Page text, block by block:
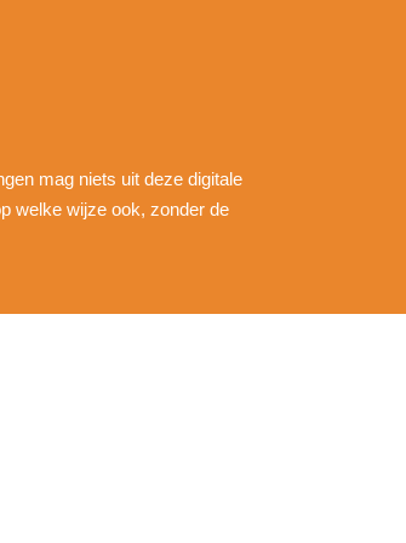
mag niets uit deze digitale
welke wijze ook, zonder de